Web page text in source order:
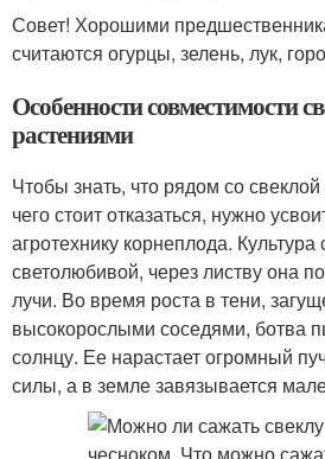
Совет! Хорошими
считаются огурцы, зелень, лук,
Особенности совместимости
растениями
Чтобы знать, что рядом со
чего стоит отказаться, нужно
агротехнику корнеплода. Культура
светолюбивой, через листву она
лучи. Во время роста в тени,
высокорослыми соседями, ботва
солнцу. Ее нарастает огромный
силы, а в земле завязывается